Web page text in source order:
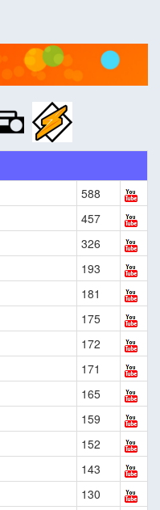
588
457
326
193
181
175
172
171
165
159
152
143
130